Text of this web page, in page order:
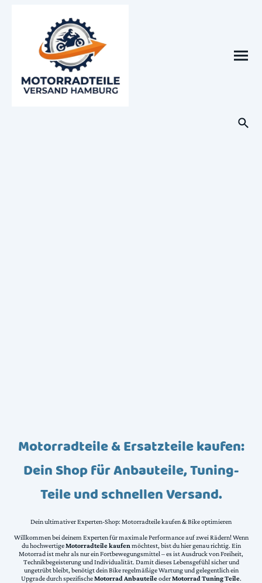
Motorradteile & Ersatzteile kaufen:
Dein Shop für Anbauteile, Tuning-
Teile und schnellen Versand.
Dein ultimativer Experten-Shop: Motorradteile kaufen & Bike optimieren
Willkommen bei deinem Experten für maximale Performance auf zwei Rädern! Wenn
du hochwertigeMotorradteile kaufen möchtest, bist du hier genau richtig. Ein
Motorrad ist mehr als nur ein Fortbewegungsmittel – es ist Ausdruck von Freiheit,
Technikbegeisterung und Individualität. Damit dieses Lebensgefühl sicher und
ungetrübt bleibt, benötigt dein Bike regelmäßige Wartung und gelegentlich ein
Upgrade durch spezifischeMotorrad AnbauteileoderMotorrad Tuning Teile.